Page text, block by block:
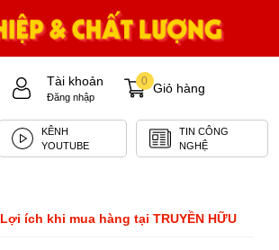
Tài khoản
Đăng nhập
Giỏ hàng
0
KÊNH
YOUTUBE
TIN CÔNG
NGHỆ
Lợi ích khi mua hàng tại TRUYỀN HỮU